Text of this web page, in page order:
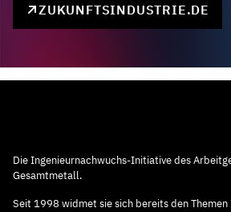
ZUKUNFTSINDUSTRIE.DE
Die Ingenieurnachwuchs-Initiative des
Gesamtmetall.
Seit 1998 widmet sie sich bereits den Themen